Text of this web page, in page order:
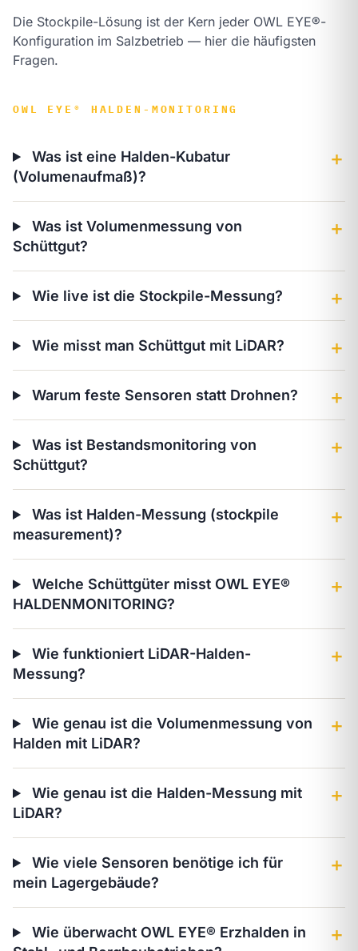
Die Stockpile-Lösung ist der Kern jeder OWL EYE®-
Konfiguration im Salzbetrieb — hier die häufigsten
Fragen.
OWL EYE® HALDEN-MONITORING
Was ist eine Halden-Kubatur
(Volumenaufmaß)?
＋
Was ist Volumenmessung von
Schüttgut?
＋
Wie live ist die Stockpile-Messung? ＋
Wie misst man Schüttgut mit LiDAR? ＋
Warum feste Sensoren statt Drohnen? ＋
Was ist Bestandsmonitoring von
Schüttgut?
＋
Was ist Halden-Messung (stockpile
measurement)?
＋
Welche Schüttgüter misst OWL EYE®
HALDENMONITORING?
＋
Wie funktioniert LiDAR-Halden-
Messung?
＋
Wie genau ist die Volumenmessung von
Halden mit LiDAR?
＋
Wie genau ist die Halden-Messung mit
LiDAR?
＋
Wie viele Sensoren benötige ich für
mein Lagergebäude?
＋
Wie überwacht OWL EYE® Erzhalden in
＋